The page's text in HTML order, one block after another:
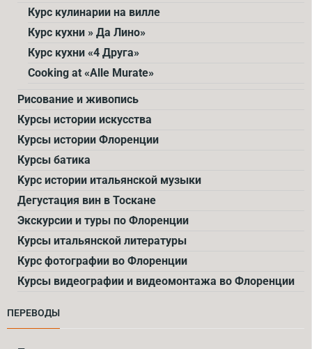
Курс кулинарии на вилле
Курс кухни » Да Лино»
Курс кухни «4 Друга»
Cooking at «Alle Murate»
Рисование и живопись
Курсы истории искусства
Курсы истории Флоренции
Курсы батика
Kурс истории итальянской музыки
Дегустация вин в Тоскане
Экскурсии и туры по Флоренции
Курсы итальянской литературы
Курс фотографии во Флоренции
Курсы видеографии и видеомонтажа во Флоренции
ПЕРЕВОДЫ